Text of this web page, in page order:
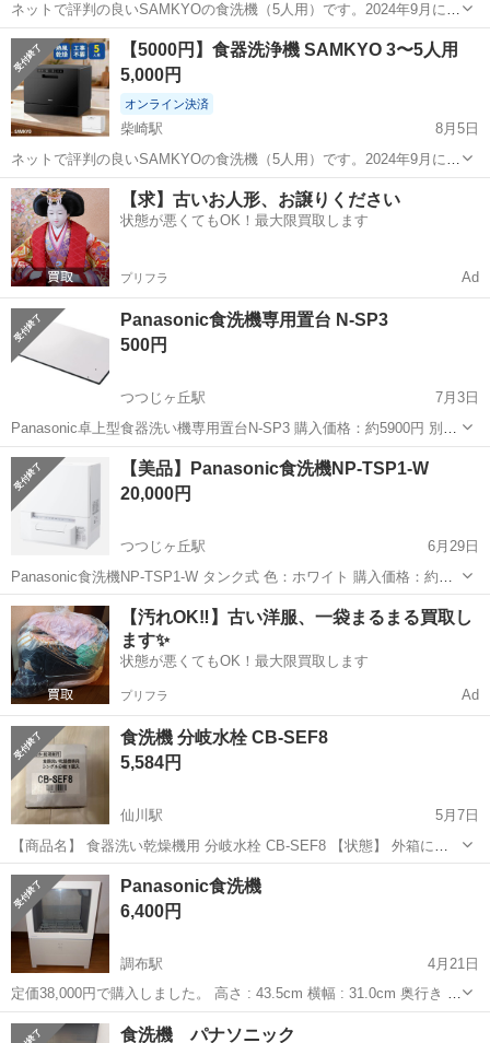
ネットで評判の良いSAMKYOの食洗機（5人用）です。2024年9月に新
品購入しました。 引っ越しのため出品いたします。 毎日のように使用
していたので、水垢や細かな傷などあるかと思いますが、通常使用す
る分には問題なくご使用...
東京 調布市 柴崎駅 キッチン家電
【5000円】食器洗浄機 SAMKYO 3〜5人用
5,000円
オンライン決済
柴崎駅
8月5日
ネットで評判の良いSAMKYOの食洗機（5人用）です。2024年9月に新
品購入しました。 引っ越しのため出品いたします。 毎日のように使用
していたので、水垢や細かな傷などあるかと思いますが、通常使用す
る分には問題なくご使用...
東京 調布市 柴崎駅 キッチン家電 食洗機
【求】古いお人形、お譲りください
状態が悪くてもOK！最大限買取します
プリフラ Ad
Panasonic食洗機専用置台 N-SP3
500円
つつじヶ丘駅
7月3日
Panasonic卓上型食器洗い機専用置台N-SP3 購入価格：約5900円 別投
稿の食洗機と併せて一年ほど使用しました。
東京 つつじヶ丘駅 キッチン家電
【美品】Panasonic食洗機NP-TSP1-W
20,000円
つつじヶ丘駅
6月29日
Panasonic食洗機NP-TSP1-W タンク式 色：ホワイト 購入価格：約
69,000円 ★別投稿にて食洗機専用置き台もお譲りしております。 【付
属品】 ・排水ホース（1m） ・ホースバンド（排水ホース用） ・吸
盤...
東京 調布市 つつじヶ丘駅 キッチン家電
【汚れOK‼️】古い洋服、一袋まるまる買取し
ます✨
状態が悪くてもOK！最大限買取します
プリフラ Ad
食洗機 分岐水栓 CB-SEF8
5,584円
仙川駅
5月7日
【商品名】 食器洗い乾燥機用 分岐水栓 CB-SEF8 【状態】 外箱に多
少のスレ・傷あり まだまだ使用できる状態です 清掃済み 【商品説
明】 食器洗い乾燥機を設置する際に必要な分岐水栓です。 給水・給湯
兼用タイプで、シ...
東京 調布市 キッチン家電
Panasonic食洗機
6,400円
調布駅
4月21日
定価38,000円で購入しました。 高さ : 43.5cm 横幅 : 31.0cm 奥行き :
22.5cm 7割ほど余っている食洗機用の粉末洗剤も お渡しできたらと思
っています。
東京 調布市 調布駅 キッチン家電
食洗機 パナソニック